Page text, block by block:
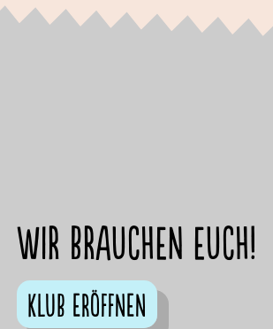
Wir brauchen euch!
Klub eröffnen